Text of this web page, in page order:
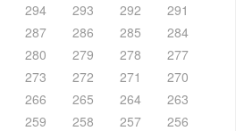
294 293 292
291
287 286 285
284
280 279 278
277
273 272 271
270
266 265 264
263
259 258 257
256